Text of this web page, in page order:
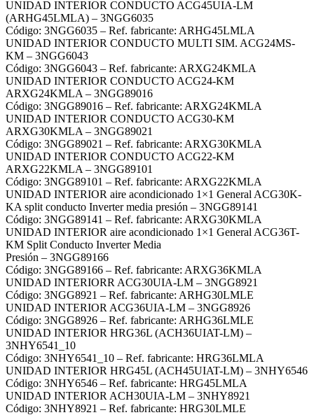
UNIDAD INTERIOR CONDUCTO ACG45UIA-LM
(ARHG45LMLA) – 3NGG6035
Código: 3NGG6035 – Ref. fabricante: ARHG45LMLA
UNIDAD INTERIOR CONDUCTO MULTI SIM. ACG24MS-
KM – 3NGG6043
Código: 3NGG6043 – Ref. fabricante: ARXG24KMLA
UNIDAD INTERIOR CONDUCTO ACG24-KM
ARXG24KMLA – 3NGG89016
Código: 3NGG89016 – Ref. fabricante: ARXG24KMLA
UNIDAD INTERIOR CONDUCTO ACG30-KM
ARXG30KMLA – 3NGG89021
Código: 3NGG89021 – Ref. fabricante: ARXG30KMLA
UNIDAD INTERIOR CONDUCTO ACG22-KM
ARXG22KMLA – 3NGG89101
Código: 3NGG89101 – Ref. fabricante: ARXG22KMLA
UNIDAD INTERIOR aire acondicionado 1×1 General ACG30K-
KA split conducto Inverter media presión – 3NGG89141
Código: 3NGG89141 – Ref. fabricante: ARXG30KMLA
UNIDAD INTERIOR aire acondicionado 1×1 General ACG36T-
KM Split Conducto Inverter Media
Presión – 3NGG89166
Código: 3NGG89166 – Ref. fabricante: ARXG36KMLA
UNIDAD INTERIORR ACG30UIA-LM – 3NGG8921
Código: 3NGG8921 – Ref. fabricante: ARHG30LMLE
UNIDAD INTERIOR ACG36UIA-LM – 3NGG8926
Código: 3NGG8926 – Ref. fabricante: ARHG36LMLE
UNIDAD INTERIOR HRG36L (ACH36UIAT-LM) –
3NHY6541_10
Código: 3NHY6541_10 – Ref. fabricante: HRG36LMLA
UNIDAD INTERIOR HRG45L (ACH45UIAT-LM) – 3NHY6546
Código: 3NHY6546 – Ref. fabricante: HRG45LMLA
UNIDAD INTERIOR ACH30UIA-LM – 3NHY8921
Código: 3NHY8921 – Ref. fabricante: HRG30LMLE